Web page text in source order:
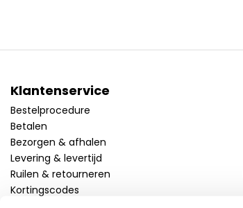
Klantenservice
Bestelprocedure
Betalen
Bezorgen & afhalen
Levering & levertijd
Ruilen & retourneren
Kortingscodes